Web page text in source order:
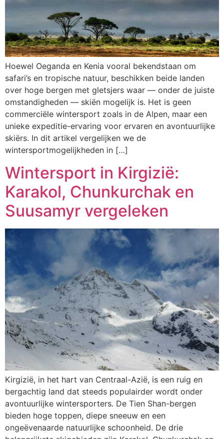
Hoewel Oeganda en Kenia vooral bekendstaan om
safari’s en tropische natuur, beschikken beide landen
over hoge bergen met gletsjers waar — onder de juiste
omstandigheden — skiën mogelijk is. Het is geen
commerciële wintersport zoals in de Alpen, maar een
unieke expeditie-ervaring voor ervaren en avontuurlijke
skiërs. In dit artikel vergelijken we de
wintersportmogelijkheden in […]
Wintersport in Kirgizië:
Karakol, Chunkurchak en
Suusamyr vergeleken
Kirgizië, in het hart van Centraal-Azië, is een ruig en
bergachtig land dat steeds populairder wordt onder
avontuurlijke wintersporters. De Tien Shan-bergen
bieden hoge toppen, diepe sneeuw en een
ongeëvenaarde natuurlijke schoonheid. De drie